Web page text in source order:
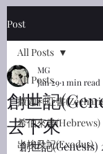
Post
All Posts
撒迦利亞書
希伯來書(Hebrews)
出埃及記(Exodus)
All Posts
創世記
去下來
MG
Jan 291 min read
創世記(Genesis)